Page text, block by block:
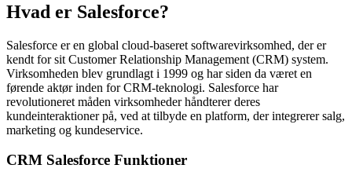
Hvad er Salesforce?
Salesforce er en global cloud-baseret softwarevirksomhed, der er
kendt for sit Customer Relationship Management (CRM) system.
Virksomheden blev grundlagt i 1999 og har siden da været en
førende aktør inden for CRM-teknologi. Salesforce har
revolutioneret måden virksomheder håndterer deres
kundeinteraktioner på, ved at tilbyde en platform, der integrerer salg,
marketing og kundeservice.
CRM Salesforce Funktioner